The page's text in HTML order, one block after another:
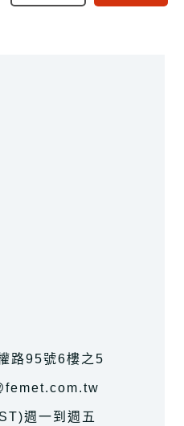
路95號6樓之5
週一到週五